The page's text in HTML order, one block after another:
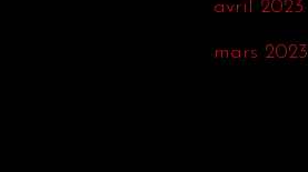
avril 2023
mars 2023